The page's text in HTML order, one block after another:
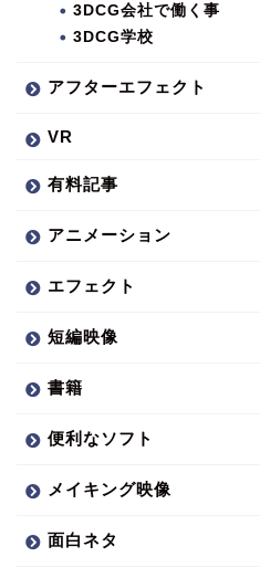
3DCG会社で働く事
3DCG学校
アフターエフェクト
VR
有料記事
アニメーション
エフェクト
短編映像
書籍
便利なソフト
メイキング映像
面白ネタ